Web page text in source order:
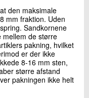
den maksimale
mm fraktion. Uden
Sandkornene
mellem de større
pakning, hvilket
er der ikke
8-16 mm sten,
større afstand
pakningen ikke helt